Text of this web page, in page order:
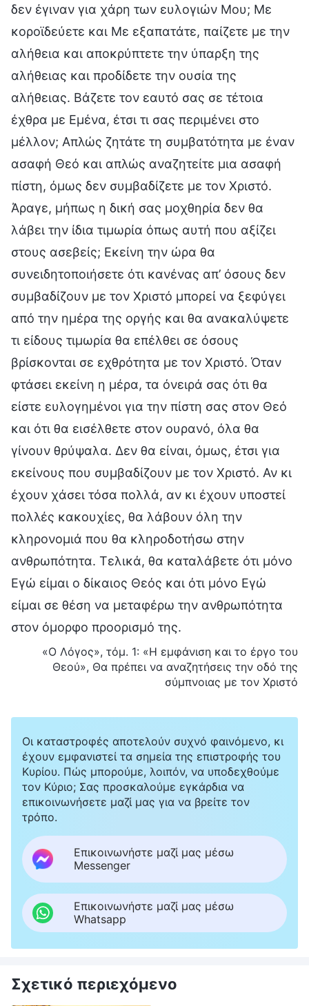
δεν έγιναν για χάρη των ευλογιών Μου; Με
κοροϊδεύετε και Με εξαπατάτε, παίζετε με την
αλήθεια και αποκρύπτετε την ύπαρξη της
αλήθειας και προδίδετε την ουσία της
αλήθειας. Βάζετε τον εαυτό σας σε τέτοια
έχθρα με Εμένα, έτσι τι σας περιμένει στο
μέλλον; Απλώς ζητάτε τη συμβατότητα με έναν
ασαφή Θεό και απλώς αναζητείτε μια ασαφή
πίστη, όμως δεν συμβαδίζετε με τον Χριστό.
Άραγε, μήπως η δική σας μοχθηρία δεν θα
λάβει την ίδια τιμωρία όπως αυτή που αξίζει
στους ασεβείς; Εκείνη την ώρα θα
συνειδητοποιήσετε ότι κανένας απ’ όσους δεν
συμβαδίζουν με τον Χριστό μπορεί να ξεφύγει
από την ημέρα της οργής και θα ανακαλύψετε
τι είδους τιμωρία θα επέλθει σε όσους
βρίσκονται σε εχθρότητα με τον Χριστό. Όταν
φτάσει εκείνη η μέρα, τα όνειρά σας ότι θα
είστε ευλογημένοι για την πίστη σας στον Θεό
και ότι θα εισέλθετε στον ουρανό, όλα θα
γίνουν θρύψαλα. Δεν θα είναι, όμως, έτσι για
εκείνους που συμβαδίζουν με τον Χριστό. Αν κι
έχουν χάσει τόσα πολλά, αν κι έχουν υποστεί
πολλές κακουχίες, θα λάβουν όλη την
κληρονομιά που θα κληροδοτήσω στην
ανθρωπότητα. Τελικά, θα καταλάβετε ότι μόνο
Εγώ είμαι ο δίκαιος Θεός και ότι μόνο Εγώ
είμαι σε θέση να μεταφέρω την ανθρωπότητα
στον όμορφο προορισμό της.
«Ο Λόγος», τόμ. 1: «Η εμφάνιση και το έργο του
Θεού», Θα πρέπει να αναζητήσεις την οδό της
σύμπνοιας με τον Χριστό
Οι καταστροφές αποτελούν συχνό φαινόμενο, κι
έχουν εμφανιστεί τα σημεία της επιστροφής του
Κυρίου. Πώς μπορούμε, λοιπόν, να υποδεχθούμε
τον Κύριο; Σας προσκαλούμε εγκάρδια να
επικοινωνήσετε μαζί μας για να βρείτε τον
τρόπο.
Επικοινωνήστε μαζί μας μέσω
Messenger
Επικοινωνήστε μαζί μας μέσω
Whatsapp
Σχετικό περιεχόμενο